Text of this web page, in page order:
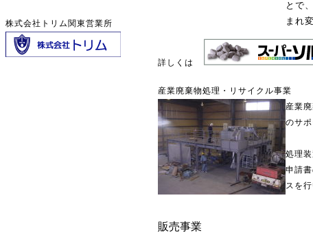
株式会社トリム関東営業所
とで
まれ
詳しくは
産業廃棄物処理・リサイクル事業
産業
のサ
処理
申請
スを行
販売事業